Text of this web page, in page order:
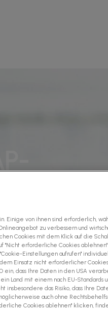
von
Einige von ihnen sind erforderlich,
zu verbessern und
Cookies mit dem Klick auf die
erforderliche Cookies ablehnen"
Einstellungen aufrufen"
Einsatz nicht erforderlicher
ein, dass Ihre Daten in den USA
Land mit einem nach EU-Standards
insbesondere das Risiko, dass Ihre
auch ohne
Cookies ablehnen" klicken,